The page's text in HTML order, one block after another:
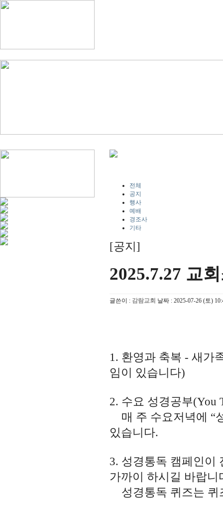
전체
공지
행사
예배
경조사
기타
[공지]
2025.7.27 교
글쓴이 : 감람교회 날짜 : 2025-07-26 (토)
1. 환영과 축복 - 새가
임이 있습니다)
2. 수요 성경공부(You
매 주 수요저녁에 “
있습니다.
3. 성경통독 캠페인이
가까이 하시길 바랍니
성경통독 퀴즈는 퀴